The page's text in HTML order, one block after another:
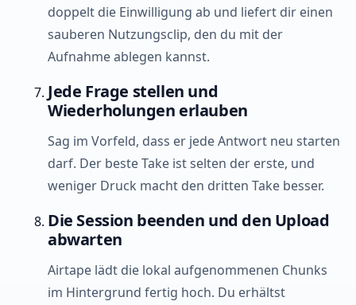
doppelt die Einwilligung ab und liefert dir einen
sauberen Nutzungsclip, den du mit der
Aufnahme ablegen kannst.
Jede Frage stellen und
Wiederholungen erlauben
Sag im Vorfeld, dass er jede Antwort neu starten
darf. Der beste Take ist selten der erste, und
weniger Druck macht den dritten Take besser.
Die Session beenden und den Upload
abwarten
Airtape lädt die lokal aufgenommenen Chunks
im Hintergrund fertig hoch. Du erhältst